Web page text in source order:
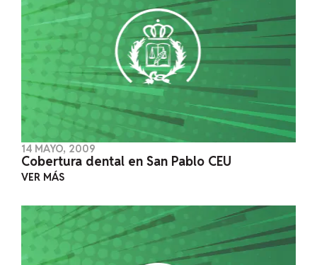
14 MAYO, 2009
Cobertura dental en San Pablo CEU
VER MÁS